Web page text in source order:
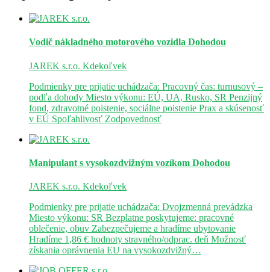
Vodič nákladného motorového vozidla Dohodou
JAREK s.r.o. Kdekoľvek
Podmienky pre prijatie uchádzača: Pracovný čas: turnusový –
podľa dohody Miesto výkonu: EÚ, UA, Rusko, SR Penzijný
fond, zdravotné poistenie, sociálne poistenie Prax a skúsenosť
v EÚ Spoľahlivosť Zodpovednosť
Manipulant s vysokozdvižným vozíkom Dohodou
JAREK s.r.o. Kdekoľvek
Podmienky pre prijatie uchádzača: Dvojzmenná prevádzka
Miesto výkonu: SR Bezplatne poskytujeme: pracovné
oblečenie, obuv Zabezpečujeme a hradíme ubytovanie
Hradíme 1,86 € hodnoty stravného/odprac. deň Možnosť
získania oprávnenia EU na vysokozdvižný…